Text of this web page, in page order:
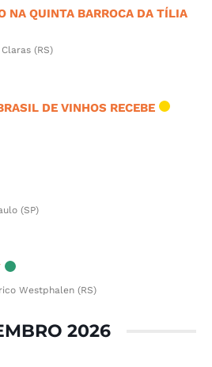
NA QUINTA BARROCA DA TÍLIA
(RS)
DE VINHOS RECEBE
(SP)
Westphalen (RS)
2026